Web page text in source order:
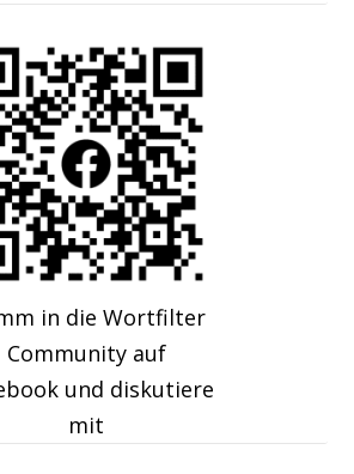
in die Wortfilter
Community auf
und diskutiere
mit